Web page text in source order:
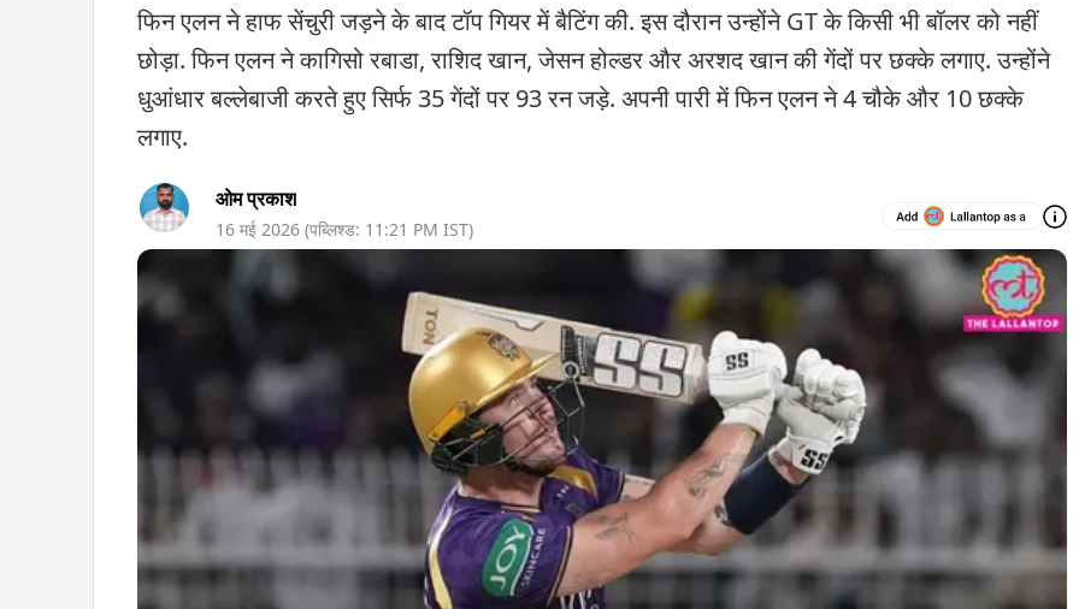
फिन एलन ने हाफ सेंचुरी जड़ने के बाद टॉप गियर में बैटिंग की. इस दौरान उन्होंने GT के किसी भी बॉलर को नहीं
छोड़ा. फिन एलन ने कागिसो रबाडा, राशिद खान, जेसन होल्डर और अरशद खान की गेंदों पर छक्के लगाए. उन्होंने
धुआंधार बल्लेबाजी करते हुए सिर्फ 35 गेंदों पर 93 रन जड़े. अपनी पारी में फिन एलन ने 4 चौके और 10 छक्के
लगाए.
ओम प्रकाश
16 मई 2026 (पब्लिश्ड: 11:21 PM IST)